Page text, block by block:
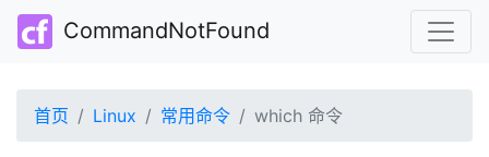
CommandNotFound
首页 Linux 常用命令 which 命令